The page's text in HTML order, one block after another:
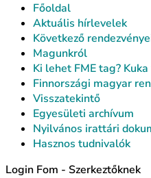
Főoldal
Aktuális hírlevelek
Következő
Magunkról
Ki lehet FME tag?
Finnországi magyar
Visszatekintő
Egyesületi archívum
Nyilvános irattári
Hasznos tudnivalók
Login Fom - Szerkeztőknek